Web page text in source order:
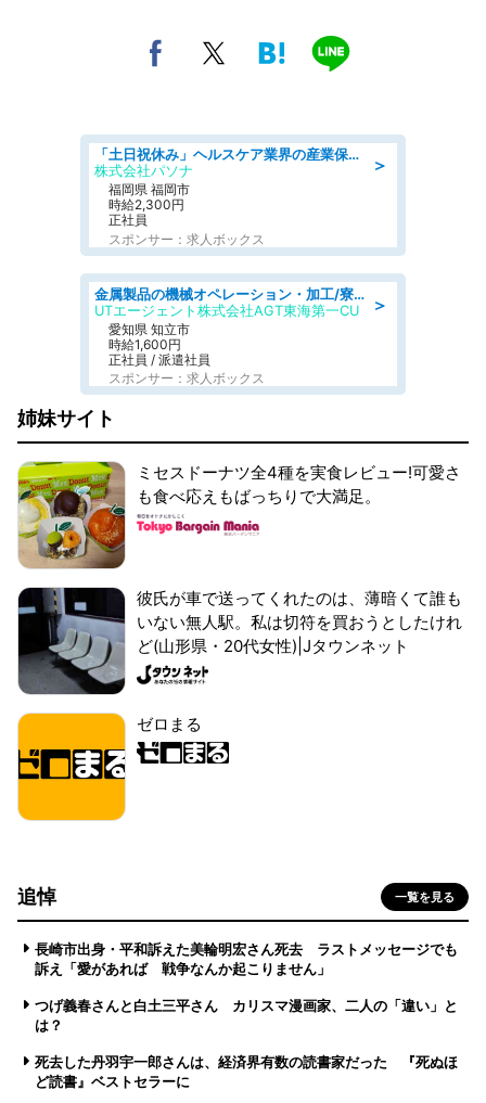
＞
「土日祝休み」ヘルスケア業界の産業保健師/高時給/未経験OK/要資格:保健師、正看護師
株式会社パソナ
福岡県 福岡市
時給2,300円
正社員
スポンサー：求人ボックス
＞
金属製品の機械オペレーション・加工/寮完備/日払い/工場・製造
UTエージェント株式会社AGT東海第一CU
愛知県 知立市
時給1,600円
正社員 / 派遣社員
スポンサー：求人ボックス
姉妹サイト
ミセスドーナツ全4種を実食レビュー!可愛さ
も食べ応えもばっちりで大満足。
彼氏が車で送ってくれたのは、薄暗くて誰も
いない無人駅。私は切符を買おうとしたけれ
ど(山形県・20代女性)|Jタウンネット
ゼロまる
追悼 一覧を見る
長崎市出身・平和訴えた美輪明宏さん死去 ラストメッセージでも
訴え「愛があれば 戦争なんか起こりません」
つげ義春さんと白土三平さん カリスマ漫画家、二人の「違い」と
は？
死去した丹羽宇一郎さんは、経済界有数の読書家だった 『死ぬほ
ど読書』ベストセラーに